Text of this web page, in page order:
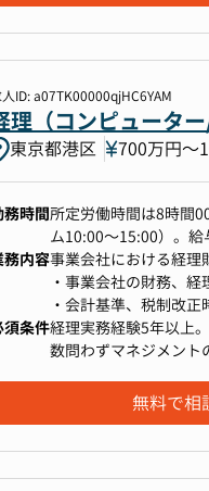
▼入社後3〜6ヶ月で期
●3ヶ月
・現状実務のキャッチ
-月次決算・四半期決算
-JSOX・内部統制対応
・現状実務の課題感の
●6ヶ月～1年
・現状実務の運営や
・既存メンバーを含め
・IPO準備におけるそ
▼このポジションの魅
・上場準備フェーズの
・経営陣と距離が近く
ID: a07TK00000qjHC6YAM
理（コンピュータ
東京都港区 700万円〜
務時間所定労働時間は8時間
ム10:00〜15:00）。給
務内容事業会社における経理
・事業会社の財務、
・会計基準、税制改
・子会社側連結決算手
その他上記に付随する
須条件経理実務経験5年以上
数問わずマネジメント
無料で相